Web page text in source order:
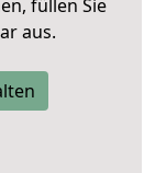
füllen Sie
aus.